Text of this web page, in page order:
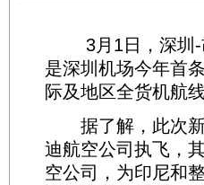
3月1日，深圳-胡
是深圳机场今年首
际及地区全货机航
据了解，此次新
迪航空公司执飞，
空公司，为印尼和